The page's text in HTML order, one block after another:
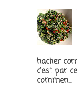
hacher
c'est par
commen...